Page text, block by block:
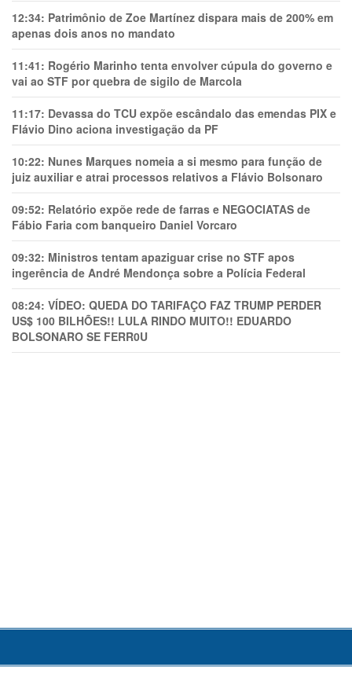
12:34: Patrimônio de Zoe Martínez dispara mais de 200% em
apenas dois anos no mandato
11:41: Rogério Marinho tenta envolver cúpula do governo e
vai ao STF por quebra de sigilo de Marcola
11:17: Devassa do TCU expõe escândalo das emendas PIX e
Flávio Dino aciona investigação da PF
10:22: Nunes Marques nomeia a si mesmo para função de
juiz auxiliar e atrai processos relativos a Flávio Bolsonaro
09:52: Relatório expõe rede de farras e NEGOCIATAS de
Fábio Faria com banqueiro Daniel Vorcaro
09:32: Ministros tentam apaziguar crise no STF apos
ingerência de André Mendonça sobre a Polícia Federal
08:24: VÍDEO: QUEDA DO TARIFAÇO FAZ TRUMP PERDER
US$ 100 BILHÕES!! LULA RINDO MUITO!! EDUARDO
BOLSONARO SE FERR0U